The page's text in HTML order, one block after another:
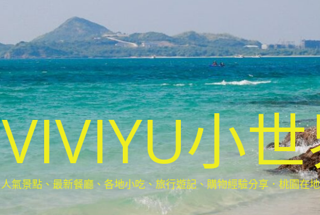
VIVIYU小
氣景點、最新餐廳、各地小吃、旅行遊記、購物經驗分享．桃園在